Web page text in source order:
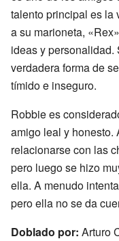
talento principal es la
a su marioneta,
ideas y
verdadera forma de
tímido e inseguro.
Robbie es
amigo leal y honesto.
relacionarse con las
pero luego se hizo
ella. A menudo
pero ella no se da
Doblado por: Arturo